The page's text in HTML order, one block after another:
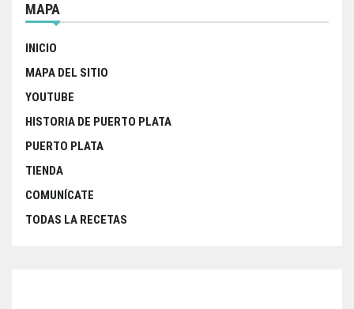
MAPA
INICIO
MAPA DEL SITIO
YOUTUBE
HISTORIA DE PUERTO PLATA
PUERTO PLATA
TIENDA
COMUNÍCATE
TODAS LA RECETAS